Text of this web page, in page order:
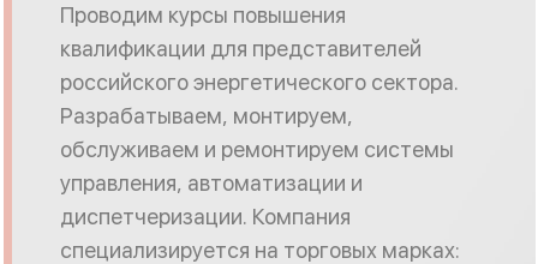
Проводим курсы повышения
квалификации для представителей
российского энергетического сектора.
Разрабатываем, монтируем,
обслуживаем и ремонтируем системы
управления, автоматизации и
диспетчеризации. Компания
специализируется на торговых марках: